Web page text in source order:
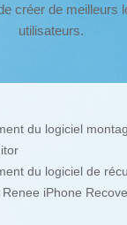
créer de meilleurs
utilisateurs.
du logiciel
du logiciel de
iPhone